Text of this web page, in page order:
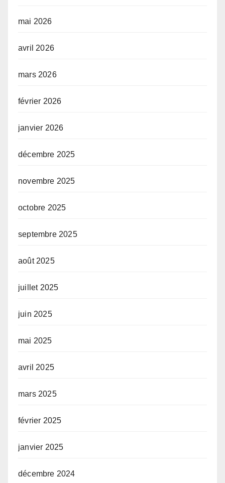
mai 2026
avril 2026
mars 2026
février 2026
janvier 2026
décembre 2025
novembre 2025
octobre 2025
septembre 2025
août 2025
juillet 2025
juin 2025
mai 2025
avril 2025
mars 2025
février 2025
janvier 2025
décembre 2024